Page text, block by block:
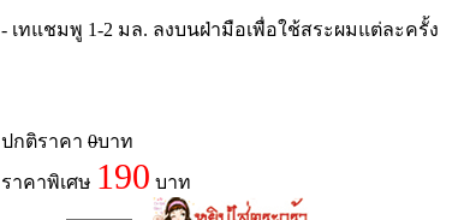
- เทแชมพู 1-2 มล. ลงบนฝ่ามือเพื่อใช้สระผมแต่ละครั้ง
ปกติราคา0บาท
ราคาพิเศษ 190 บาท